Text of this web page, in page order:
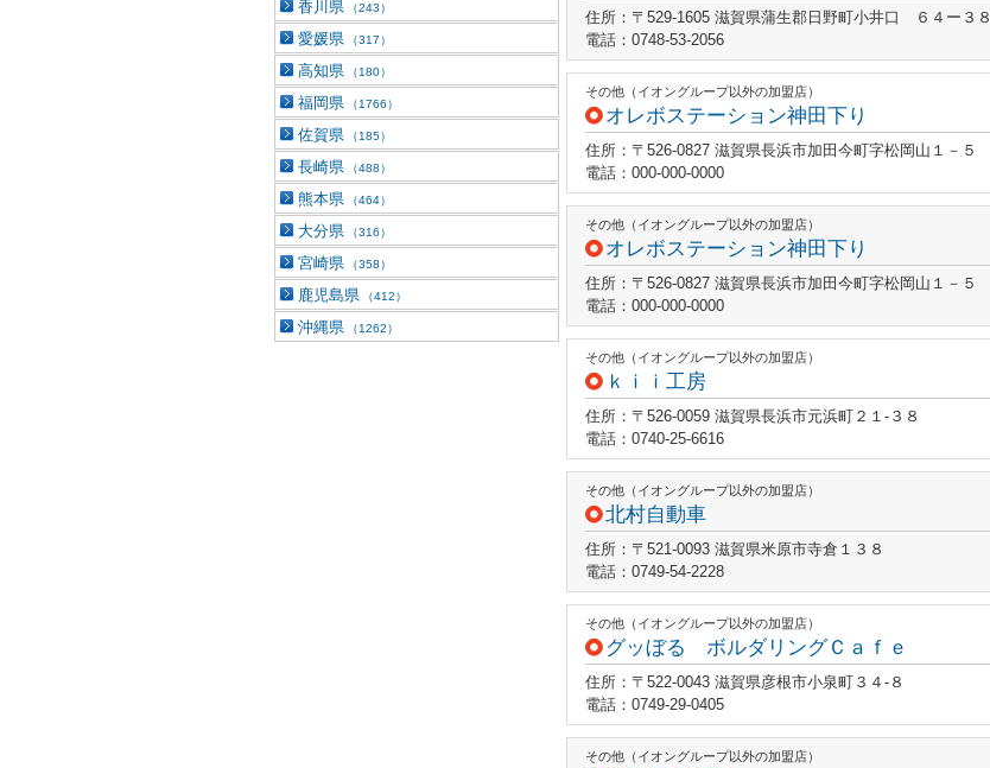
住所：〒529-1605 滋賀県蒲生郡日野町小井口 ６４ー３８
電話：0748-53-2056
その他（イオングループ以外の加盟店）
オレボステーション神田下り
住所：〒526-0827 滋賀県長浜市加田今町字松岡山１－５
電話：000-000-0000
その他（イオングループ以外の加盟店）
オレボステーション神田下り
住所：〒526-0827 滋賀県長浜市加田今町字松岡山１－５
電話：000-000-0000
その他（イオングループ以外の加盟店）
ｋｉｉ工房
住所：〒526-0059 滋賀県長浜市元浜町２１‐３８
電話：0740-25-6616
その他（イオングループ以外の加盟店）
北村自動車
住所：〒521-0093 滋賀県米原市寺倉１３８
電話：0749-54-2228
その他（イオングループ以外の加盟店）
グッぼる ボルダリングＣａｆｅ
住所：〒522-0043 滋賀県彦根市小泉町３４‐８
電話：0749-29-0405
その他（イオングループ以外の加盟店）
香川県 （243）
愛媛県 （317）
高知県 （180）
福岡県 （1766）
佐賀県 （185）
長崎県 （488）
熊本県 （464）
大分県 （316）
宮崎県 （358）
鹿児島県 （412）
沖縄県 （1262）